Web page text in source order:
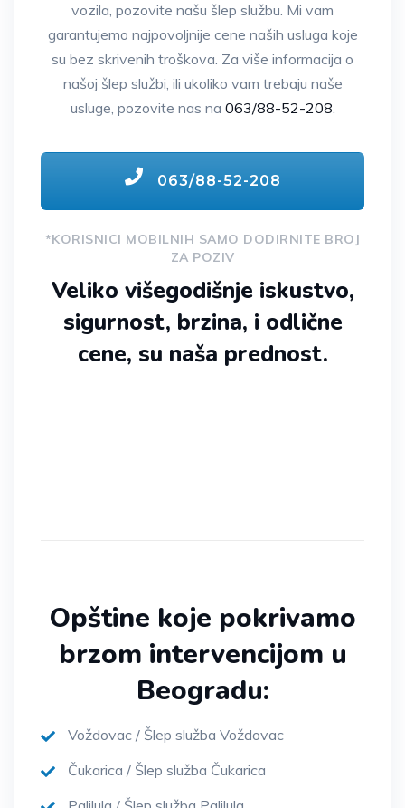
vozila, pozovite našu šlep službu. Mi vam
garantujemo najpovoljnije cene naših usluga koje
su bez skrivenih troškova. Za više informacija o
našoj šlep službi, ili ukoliko vam trebaju naše
usluge, pozovite nas na 063/88-52-208.
063/88-52-208
*KORISNICI MOBILNIH SAMO DODIRNITE BROJ
ZA POZIV
Veliko višegodišnje iskustvo,
sigurnost, brzina, i odlične
cene, su naša prednost.
Opštine koje pokrivamo
brzom intervencijom u
Beogradu:
Voždovac / Šlep služba Voždovac
Čukarica / Šlep služba Čukarica